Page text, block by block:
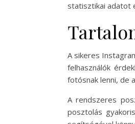
statisztikai adatot
A sikeres
felhasználók
fotósnak lenni, de
A rendszeres
posztolás